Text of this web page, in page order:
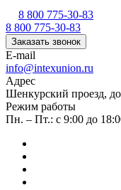
8 800 775-30-83
8 800 775-30-83
Заказать звонок
E-mail
info@intexunion.ru
Адрес
Шенкурский проезд,
Режим работы
Пн. – Пт.: с 9:00 до